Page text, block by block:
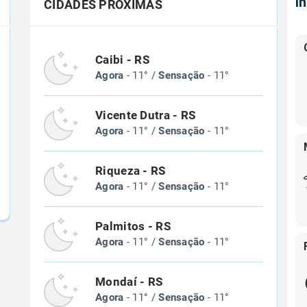
CIDADES PRÓXIMAS
Caibi - RS
Agora - 11° /Sensação - 11°
Vicente Dutra - RS
Agora - 11° /Sensação - 11°
Riqueza - RS
Agora - 11° /Sensação - 11°
Palmitos - RS
Agora - 11° /Sensação - 11°
Mondaí - RS
Agora - 11° /Sensação - 11°